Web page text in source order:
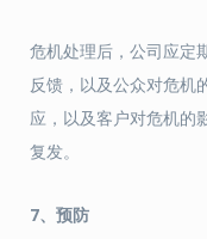
危机处理后，公司应定
反馈，以及公众对危机
应，以及客户对危机的
复发。
7、预防